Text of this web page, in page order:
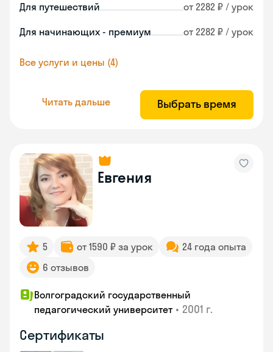
Для путешествий от 2282 ₽ / урок
Для начинающих - премиум от 2282 ₽ / урок
Все услуги и цены (4)
Читать дальше Выбрать время
Евгения
5 от 1590 ₽ за урок
24 года опыта
6 отзывов
Волгоградский государственный
педагогический университет • 2001 г.
Сертификаты